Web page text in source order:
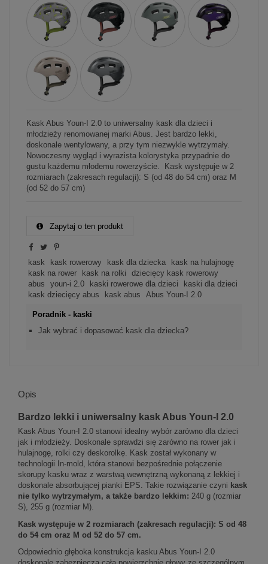
Kask Abus Youn-I 2.0 to uniwersalny kask dla dzieci i
młodzieży renomowanej marki Abus. Jest bardzo lekki,
doskonale wentylowany, a przy tym niezwykle wytrzymały.
Nowoczesny wygląd i wyrazista kolorystyka przypadnie do
gustu każdemu młodemu rowerzyście. Kask występuje w 2
rozmiarach (zakresach regulacji): S (od 48 do 54 cm) oraz M
(od 52 do 57 cm)
Zapytaj o ten produkt
kask kask rowerowy kask dla dziecka
kask na hulajnogę
kask na rower
kask na rolki
dziecięcy kask rowerowy
abus
youn-i 2.0 kaski rowerowe dla dzieci
kaski dla dzieci
kask dziecięcy abus
kask abus Abus Youn-I 2.0
Poradnik - kaski
Jak wybrać i dopasować kask dla dziecka?
Opis
Bardzo lekki i uniwersalny kask Abus Youn-I 2.0
Kask Abus Youn-I 2.0 stanowi idealny wybór zarówno dla dzieci
jak i młodzieży. Doskonale sprawdzi się zarówno na rower jak i
hulajnogę, rolki czy deskorolkę. Kask został wykonany w
technologii In-mold, która stanowi bezpośrednie połączenie
skorupy kasku wraz z warstwą wewnętrzną wykonaną z lekkiej i
doskonale absorbującej pianki EPS. Takie rozwiązanie czyni kask
nie tylko wytrzymałym, a także bardzo lekkim: 240 g (rozmiar
S), 255 g (rozmiar M).
Kask występuje w 2 rozmiarach (zakresach regulacji): S od 48
do 54 cm oraz M od 52 do 57 cm.
Odpowiednio głęboka konstrukcja kasku Abus Youn-I 2.0